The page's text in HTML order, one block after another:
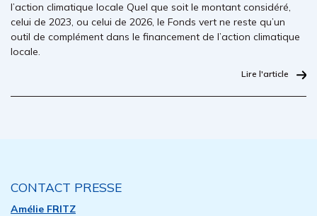
l’action climatique locale Quel que soit le montant considéré,
celui de 2023, ou celui de 2026, le Fonds vert ne reste qu’un
outil de complément dans le financement de l’action climatique
locale.
Lire l'article
CONTACT PRESSE
Amélie FRITZ